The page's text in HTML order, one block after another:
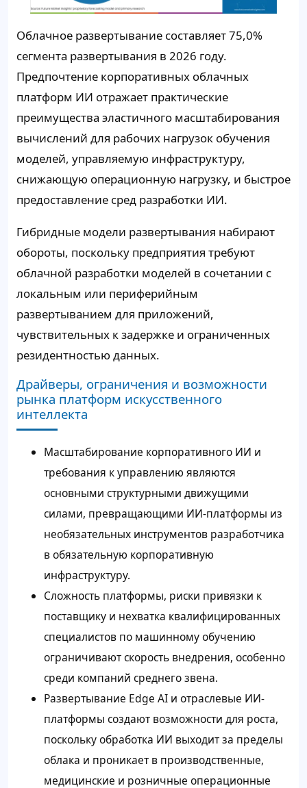
Облачное развертывание составляет 75,0%
сегмента развертывания в 2026 году.
Предпочтение корпоративных облачных
платформ ИИ отражает практические
преимущества эластичного масштабирования
вычислений для рабочих нагрузок обучения
моделей, управляемую инфраструктуру,
снижающую операционную нагрузку, и быстрое
предоставление сред разработки ИИ.
Гибридные модели развертывания набирают
обороты, поскольку предприятия требуют
облачной разработки моделей в сочетании с
локальным или периферийным
развертыванием для приложений,
чувствительных к задержке и ограниченных
резидентностью данных.
Драйверы, ограничения и возможности
рынка платформ искусственного
интеллекта
Масштабирование корпоративного ИИ и
требования к управлению являются
основными структурными движущими
силами, превращающими ИИ-платформы из
необязательных инструментов разработчика
в обязательную корпоративную
инфраструктуру.
Сложность платформы, риски привязки к
поставщику и нехватка квалифицированных
специалистов по машинному обучению
ограничивают скорость внедрения, особенно
среди компаний среднего звена.
Развертывание Edge AI и отраслевые ИИ-
платформы создают возможности для роста,
поскольку обработка ИИ выходит за пределы
облака и проникает в производственные,
медицинские и розничные операционные